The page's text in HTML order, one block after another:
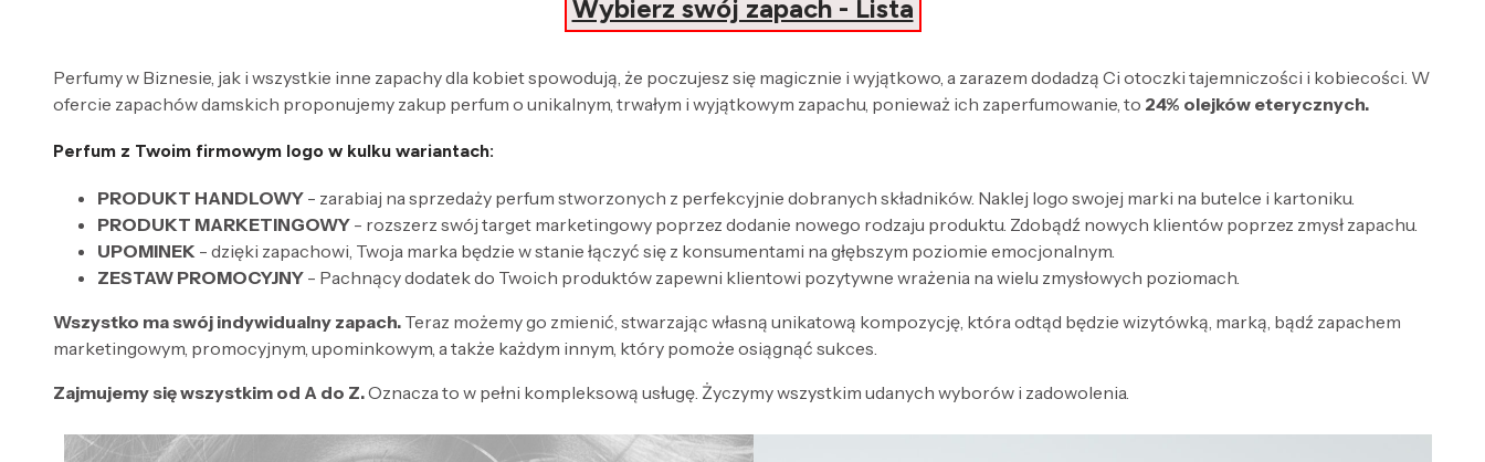
Wybierz swój zapach - Lista
Perfumy w Biznesie, jak i wszystkie inne zapachy dla kobiet spowodują, że poczujesz się magicznie i wyjątkowo, a zarazem dodadzą Ci otoczki tajemniczości i kobiecości. W
ofercie zapachów damskich proponujemy zakup perfum o unikalnym, trwałym i wyjątkowym zapachu, ponieważ ich zaperfumowanie, to 24% olejków eterycznych.
Perfum z Twoim firmowym logo w kulku wariantach:
PRODUKT HANDLOWY - zarabiaj na sprzedaży perfum stworzonych z perfekcyjnie dobranych składników. Naklej logo swojej marki na butelce i kartoniku.
PRODUKT MARKETINGOWY - rozszerz swój target marketingowy poprzez dodanie nowego rodzaju produktu. Zdobądź nowych klientów poprzez zmysł zapachu.
UPOMINEK - dzięki zapachowi, Twoja marka będzie w stanie łączyć się z konsumentami na głębszym poziomie emocjonalnym.
ZESTAW PROMOCYJNY - Pachnący dodatek do Twoich produktów zapewni klientowi pozytywne wrażenia na wielu zmysłowych poziomach.
Wszystko ma swój indywidualny zapach. Teraz możemy go zmienić, stwarzając własną unikatową kompozycję, która odtąd będzie wizytówką, marką, bądź zapachem
marketingowym, promocyjnym, upominkowym, a także każdym innym, który pomoże osiągnąć sukces.
Zajmujemy się wszystkim od A do Z.Oznacza to w pełni kompleksową usługę. Życzymy wszystkim udanych wyborów i zadowolenia.